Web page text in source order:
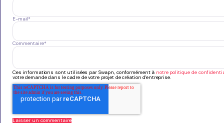
E-mail*
Commentaire*
Ces informations sont utilisées par Swapn, conformément à notre politique de
votre demande dans le cadre de votre projet de création d'entreprise.